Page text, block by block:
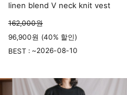
linen blend V neck knit vest
162,000원
96,900원 (40% 할인)
BEST : ~2026-08-10